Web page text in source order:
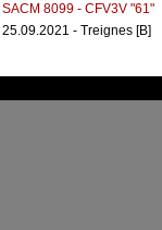
SACM 8099 - CFV3V "61"
25.09.2021 - Treignes [B]